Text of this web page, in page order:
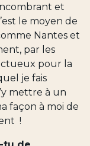
et
le moyen de
Nantes et
par les
pour la
je fais
mettre à un
façon à moi de
!